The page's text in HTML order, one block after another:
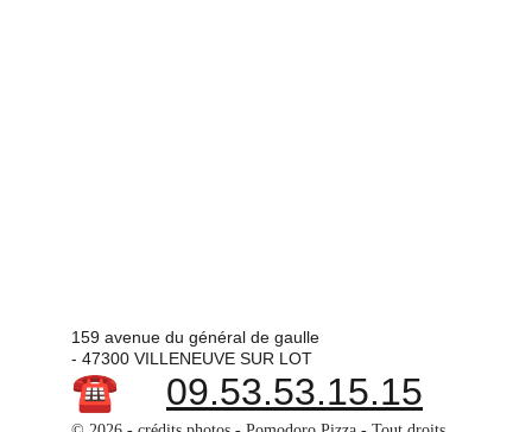
159 avenue du général de gaulle
- 47300 VILLENEUVE SUR LOT
☎️ 09.53.53.15.15